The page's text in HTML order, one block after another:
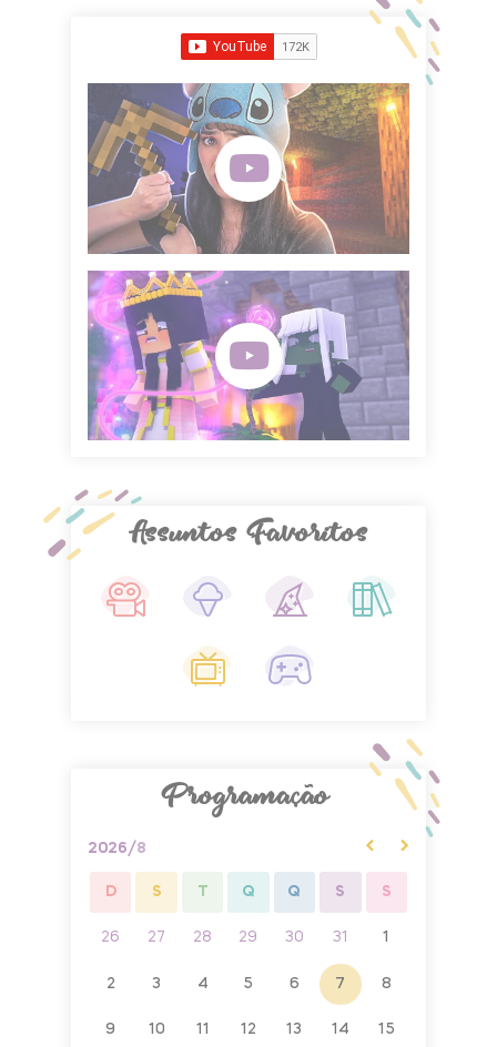
Assuntos Favoritos
Programação
2026/8 ‹ ›
D S T Q Q S S
26 27 28 29 30 31 1
2 3 4 5 6 7 8
9 10 11 12 13 14 15